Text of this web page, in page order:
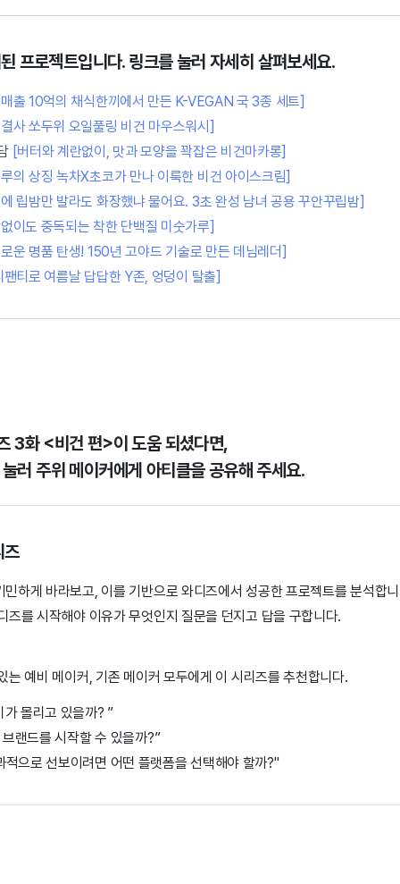
프로젝트입니다. 링크를 눌러 자세히 살펴보세요.
출 10억의 채식한끼에서 만든 K-VEGAN 국 3종 세트]
사 쏘두위 오일풀링 비건 마우스워시]
[버터와 계란없이, 맛과 모양을 꽉잡은 비건마카롱]
의 상징 녹차X초코가 만나 이룩한 비건 아이스크림]
립밤만 발라도 화장했냐 물어요. 3초 완성 남녀 공용 꾸안꾸립밤]
이도 중독되는 착한 단백질 미숫가루]
운 명품 탄생! 150년 고야드 기술로 만든 데님레더]
티로 여름날 답답한 Y존, 엉덩이 탈출]
3화 <비건 편>이 도움 되셨다면,
러 주위 메이커에게 아티클을 공유해 주세요.
즈
하게 바라보고, 이를 기반으로 와디즈에서 성공한 프로젝트를 분석합
즈를 시작해야 이유가 무엇인지 질문을 던지고 답을 구합니다.
는 예비 메이커, 기존 메이커 모두에게 이 시리즈를 추천합니다.
몰리고 있을까? ”
랜드를 시작할 수 있을까?”
적으로 선보이려면 어떤 플랫폼을 선택해야 할까?"